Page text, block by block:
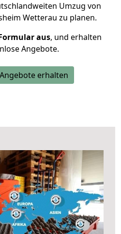
Umzug von
Wetterau zu planen.
aus, und erhalten
Angebote.
erhalten